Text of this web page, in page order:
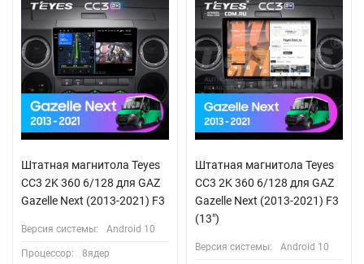
Штатная магнитола Teyes
CC3 2K 360 6/128 для GAZ
Gazelle Next (2013-2021) F3
Версия системы: Android 10
Процессор: 8ядер
Штатная магнитола Teyes
CC3 2K 360 6/128 для GAZ
Gazelle Next (2013-2021) F3
(13")
Версия системы: Android 10